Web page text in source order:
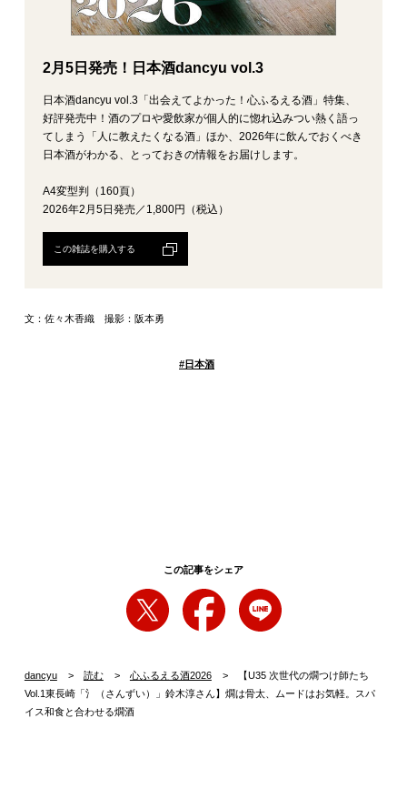
2月5日発売！日本酒dancyu vol.3
日本酒dancyu vol.3「出会えてよかった！心ふるえる酒」特集、
好評発売中！酒のプロや愛飲家が個人的に惚れ込みつい熱く語っ
てしまう「人に教えたくなる酒」ほか、2026年に飲んでおくべき
日本酒がわかる、とっておきの情報をお届けします。
A4変型判（160頁）
2026年2月5日発売／1,800円（税込）
この雑誌を購入する
文：佐々木香織 撮影：阪本勇
# 日本酒
この記事をシェア
dancyu 読む 心ふるえる酒2026
【U35 次世代の燗つけ師たち
Vol.1東長崎「氵（さんずい）」鈴木淳さん】燗は骨太、ムードはお気軽。スパ
イス和食と合わせる燗酒